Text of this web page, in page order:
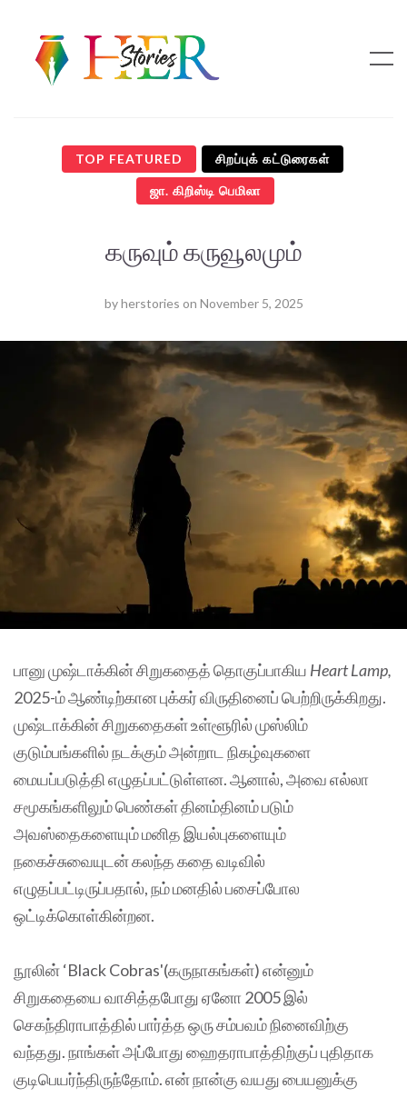
TOP FEATURED சிறப்புக் கட்டுரைகள்
ஜா. கிறிஸ்டி பெமிலா
கருவும் கருவூலமும்
byherstories on November 5, 2025
பானு முஷ்டாக்கின் சிறுகதைத் தொகுப்பாகிய Heart Lamp,
2025-ம் ஆண்டிற்கான புக்கர் விருதினைப் பெற்றிருக்கிறது.
முஷ்டாக்கின் சிறுகதைகள் உள்ளூரில் முஸ்லிம்
குடும்பங்களில் நடக்கும் அன்றாட நிகழ்வுகளை
மையப்படுத்தி எழுதப்பட்டுள்ளன. ஆனால், அவை எல்லா
சமூகங்களிலும் பெண்கள் தினம்தினம் படும்
அவஸ்தைகளையும் மனித இயல்புகளையும்
நகைச்சுவையுடன் கலந்த கதை வடிவில்
எழுதப்பட்டிருப்பதால், நம் மனதில் பசைப்போல
ஒட்டிக்கொள்கின்றன.
நூலின் ‘Black Cobras'(கருநாகங்கள்) என்னும்
சிறுகதையை வாசித்தபோது ஏனோ 2005 இல்
செகந்திராபாத்தில் பார்த்த ஒரு சம்பவம் நினைவிற்கு
வந்தது. நாங்கள் அப்போது ஹைதராபாத்திற்குப் புதிதாக
குடிபெயர்ந்திருந்தோம். என் நான்கு வயது பையனுக்கு